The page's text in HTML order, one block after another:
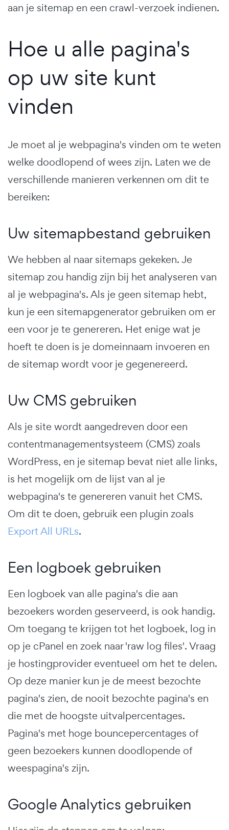
aan je sitemap en een crawl-verzoek indienen.
Hoe u alle pagina's
op uw site kunt
vinden
Je moet al je webpagina's vinden om te weten
welke doodlopend of wees zijn. Laten we de
verschillende manieren verkennen om dit te
bereiken:
Uw sitemapbestand gebruiken
We hebben al naar sitemaps gekeken. Je
sitemap zou handig zijn bij het analyseren van
al je webpagina's. Als je geen sitemap hebt,
kun je een sitemapgenerator gebruiken om er
een voor je te genereren. Het enige wat je
hoeft te doen is je domeinnaam invoeren en
de sitemap wordt voor je gegenereerd.
Uw CMS gebruiken
Als je site wordt aangedreven door een
contentmanagementsysteem (CMS) zoals
WordPress, en je sitemap bevat niet alle links,
is het mogelijk om de lijst van al je
webpagina's te genereren vanuit het CMS.
Om dit te doen, gebruik een plugin zoals
Export All URLs.
Een logboek gebruiken
Een logboek van alle pagina's die aan
bezoekers worden geserveerd, is ook handig.
Om toegang te krijgen tot het logboek, log in
op je cPanel en zoek naar 'raw log files'. Vraag
je hostingprovider eventueel om het te delen.
Op deze manier kun je de meest bezochte
pagina's zien, de nooit bezochte pagina's en
die met de hoogste uitvalpercentages.
Pagina's met hoge bouncepercentages of
geen bezoekers kunnen doodlopende of
weespagina's zijn.
Google Analytics gebruiken